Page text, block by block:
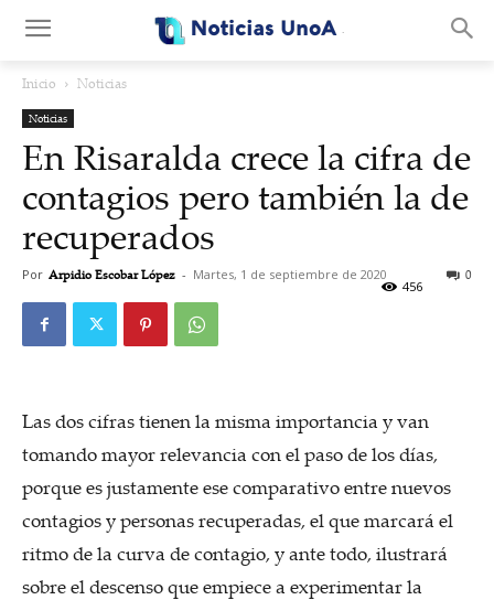
Inicio Noticias
Noticias
En Risaralda crece la cifra de
contagios pero también la de
recuperados
Por Arpidio Escobar López - Martes, 1 de septiembre de 2020 0
456
Las dos cifras tienen la misma importancia y van
tomando mayor relevancia con el paso de los días,
porque es justamente ese comparativo entre nuevos
contagios y personas recuperadas, el que marcará el
ritmo de la curva de contagio, y ante todo, ilustrará
sobre el descenso que empiece a experimentar la